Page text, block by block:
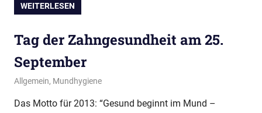
WEITERLESEN
Tag der Zahngesundheit am 25.
September
12. September 2013
conamed
Allgemein, Mundhygiene
Das Motto für 2013: “Gesund beginnt im Mund –